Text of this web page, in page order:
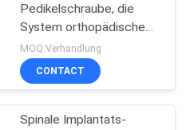
Pedikelschraube, die
System orthopädische
chirurgische Implantate
einstellte
MOQ:Verhandlung
CONTACT
Spinale Implantats-